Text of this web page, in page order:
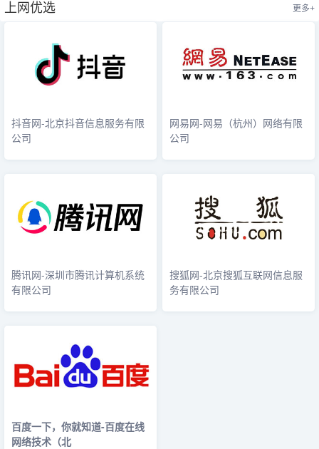
上网优选 更多+
抖音网-北京抖音信息服务有限
公司
网易网-网易（杭州）网络有限
公司
腾讯网-深圳市腾讯计算机系统
有限公司
搜狐网-北京搜狐互联网信息服
务有限公司
百度一下，你就知道-百度在线
网络技术（北